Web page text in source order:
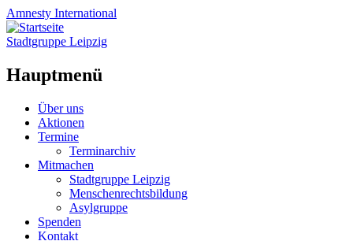
Amnesty International
Stadtgruppe Leipzig
Hauptmenü
Zum
Inhalt
springen
Über uns
Aktionen
Termine
Terminarchiv
Mitmachen
Stadtgruppe Leipzig
Menschenrechtsbildung
Asylgruppe
Spenden
Kontakt